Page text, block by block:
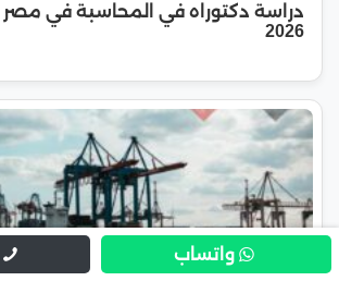
دراسة دكتوراه في المحاسبة في مصر
2026
واتساب